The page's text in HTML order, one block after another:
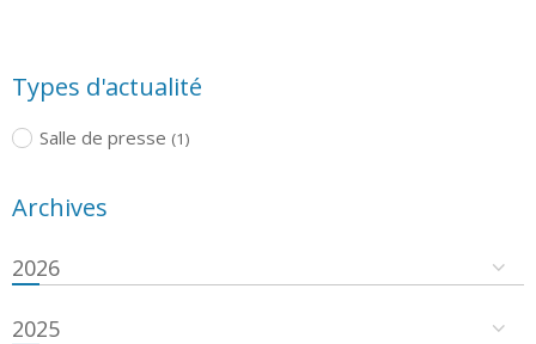
Types d'actualité
Salle de presse (1)
Archives
2026
2025